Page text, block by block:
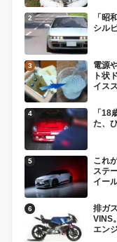
「昭
シル
電源
ト状
イス
「
た、
これ
ステ
イー
排ガ
VINS
エン